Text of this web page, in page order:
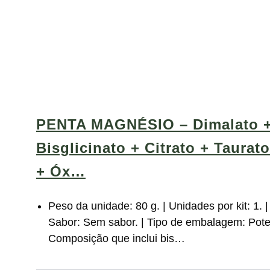
PENTA MAGNÉSIO – Dimalato
Bisglicinato + Citrato + Taurato
+ Óx…
Peso da unidade: 80 g. | Unidades por kit: 1. |
Sabor: Sem sabor. | Tipo de embalagem:
Composição que inclui bis…